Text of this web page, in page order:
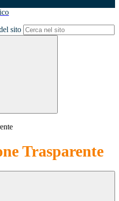
sito
Trasparente